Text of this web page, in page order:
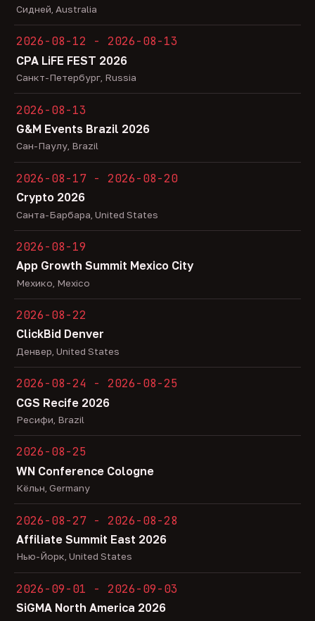
Сидней, Australia
2026-08-12 - 2026-08-13
CPA LiFE FEST 2026
Санкт-Петербург, Russia
2026-08-13
G&M Events Brazil 2026
Сан-Паулу, Brazil
2026-08-17 - 2026-08-20
Crypto 2026
Санта-Барбара, United States
2026-08-19
App Growth Summit Mexico City
Мехико, Mexico
2026-08-22
ClickBid Denver
Денвер, United States
2026-08-24 - 2026-08-25
CGS Recife 2026
Ресифи, Brazil
2026-08-25
WN Conference Cologne
Кёльн, Germany
2026-08-27 - 2026-08-28
Affiliate Summit East 2026
Нью-Йорк, United States
2026-09-01 - 2026-09-03
SiGMA North America 2026